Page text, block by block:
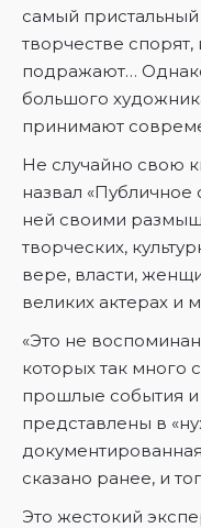
самый
творчестве
подражают…
большого
принимают
Не случайно свою
назвал «Публичное
ней своими
творческих,
вере, власти,
великих актерах и
«Это не
которых так много
прошлые события
представлены в
сказано ранее, и
Это жестокий